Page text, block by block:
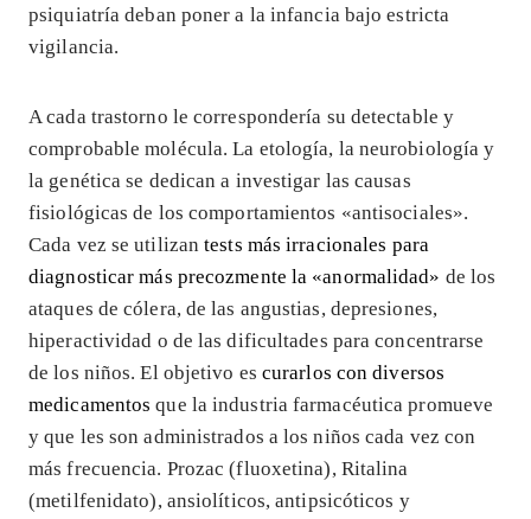
psiquiatría deban poner a la infancia bajo estricta
vigilancia.
A cada trastorno le correspondería su detectable y
comprobable molécula. La etología, la neurobiología y
la genética se dedican a investigar las causas
fisiológicas de los comportamientos «antisociales».
Cada vez se utilizantests más irracionales para
diagnosticar más precozmente la «anormalidad» de los
ataques de cólera, de las angustias, depresiones,
hiperactividad o de las dificultades para concentrarse
de los niños. El objetivo es curarlos con diversos
medicamentos que la industria farmacéutica promueve
y que les son administrados a los niños cada vez con
más frecuencia. Prozac (fluoxetina), Ritalina
(metilfenidato), ansiolíticos, antipsicóticos y